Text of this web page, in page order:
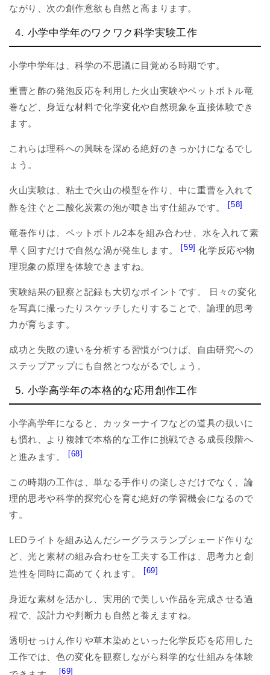
ながり、次の創作意欲も自然と高まります。
4. 小学中学年のワクワク科学実験工作
小学中学年は、科学の不思議に目覚める時期です。
重曹と酢の発泡反応を利用した火山実験やペットボトル竜
巻など、身近な材料で化学変化や自然現象を直接体験でき
ます。
これらは理科への興味を深める絶好のきっかけになるでし
ょう。
火山実験は、粘土で火山の模型を作り、中に重曹を入れて
酢を注ぐと二酸化炭素の泡が噴き出す仕組みです。
[58]
竜巻作りは、ペットボトル2本を組み合わせ、水を入れて素
早く回すだけで自然な渦が発生します。
[59]
化学反応や物
理現象の原理を体験できますね。
実験結果の観察と記録も大切なポイントです。 日々の変化
を写真に撮ったりスケッチしたりすることで、論理的思考
力が育ちます。
成功と失敗の違いを分析する習慣がつけば、自由研究への
ステップアップにも自然とつながるでしょう。
5. 小学高学年の本格的な応用創作工作
小学高学年になると、カッターナイフなどの道具の扱いに
も慣れ、より複雑で本格的な工作に挑戦できる成長段階へ
と進みます。
[68]
この時期の工作は、単なる手作りの楽しさだけでなく、論
理的思考や科学的探究心を育む絶好の学習機会になるので
す。
LEDライトを組み込んだシーグラスランプシェード作りな
ど、光と素材の組み合わせを工夫する工作は、思考力と創
造性を同時に高めてくれます。
[69]
身近な素材を活かし、実用的で美しい作品を完成させる過
程で、設計力や判断力も自然と養えますね。
透明せっけん作りや草木染めといった化学反応を応用した
工作では、色の変化を観察しながら科学的な仕組みを体験
[69]